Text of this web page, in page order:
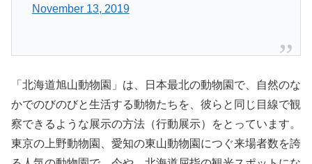
November 13, 2019
「北海道旭山動物園」は、日本最北の動物園で、自然のな
かでのびのびと生活する動物たちを、彼らと同じ目線で観
察できるような展示の方法（行動展示）をとっています。
東京の上野動物園、愛知の東山動物園につぐ来場者数を誇